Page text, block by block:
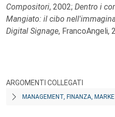
Compositori, 2002; Dentro i
Mangiato: il cibo
Digital Signage, FrancoAngeli,
ARGOMENTI COLLEGATI
MANAGEMENT, FINANZA,